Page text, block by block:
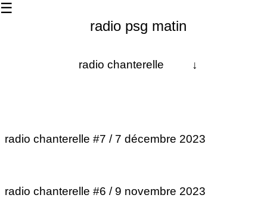
radio psg matin
☰
↓
radio chanterelle
La matinale
Contact
radio chanterelle #7 / 7 décembre 2023
radio chanterelle #6 / 9 novembre 2023